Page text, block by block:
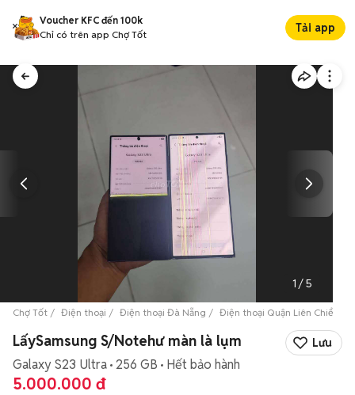
Voucher KFC đến 100k
Chỉ có trên app Chợ Tốt
Tải app
1 /5
Chợ Tốt Điện thoại Điện thoại Đà Nẵng Điện thoại Quận Liên Chiểu
LấySamsung S/Notehư màn là lụm Lưu
Galaxy S23 Ultra 256 GB Hết bảo hành
5.000.000 đ